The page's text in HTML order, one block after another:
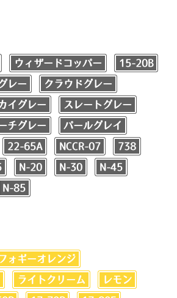
ウィザードコッパー 15-20B
レー クラウドグレー
イグレー スレートグレー
チグレー パールグレイ
22-65A NCCR-07 738
N-20 N-30 N-45
N-85
ォギーオレンジ
ライトクリーム レモン